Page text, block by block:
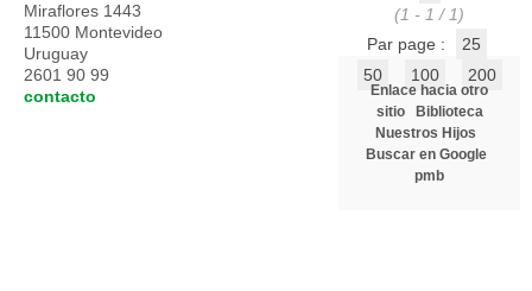
(1 - 1 / 1)
Par page :
25
50
100 200
Enlace hacia otro
sitio
Biblioteca
Nuestros Hijos
Buscar en Google
pmb
Miraflores 1443
11500 Montevideo
Uruguay
2601 90 99
contacto